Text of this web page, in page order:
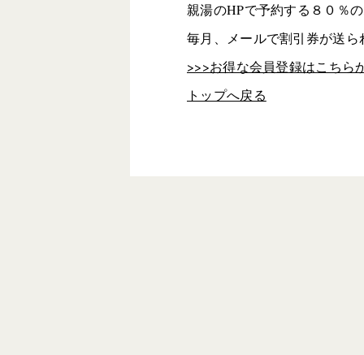
親湯のHPで予約する８０％
毎月、メールで割引券が送ら
>>>お得な会員登録はこちら
トップへ戻る